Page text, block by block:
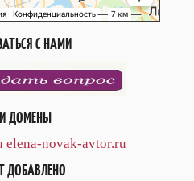
С НАМИ
ДОМЕНЫ
elena-novak-avtor.ru
ДОБАВЛЕНО